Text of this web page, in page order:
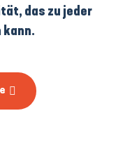
das zu jeder
kann.